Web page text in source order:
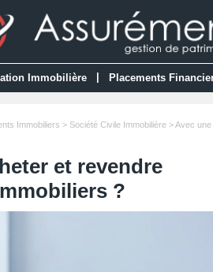
Immobilière Placements
Immobiliers > Société Civile Immobilière> Avec une
et revendre
?